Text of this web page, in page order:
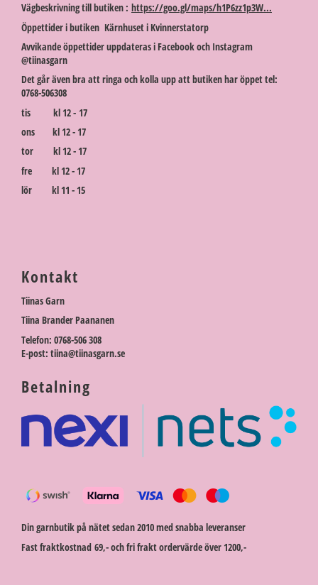
Vägbeskrivning till butiken : https://goo.gl/maps/h1P6zz1p3W...
Öppettider i butiken Kärnhuset i Kvinnerstatorp
Avvikande öppettider uppdateras i Facebook och Instagram
@tiinasgarn
Det går även bra att ringa och kolla upp att butiken har öppet tel:
0768-506308
tis kl 12 - 17
ons kl 12 - 17
tor kl 12 - 17
fre kl 12 - 17
lör kl 11 - 15
Kontakt
Tiinas Garn
Tiina Brander Paananen
Telefon: 0768-506 308
E-post: tiina@tiinasgarn.se
Betalning
Din garnbutik på nätet sedan 2010 med snabba leveranser
Fast fraktkostnad 69,- och fri frakt ordervärde över 1200,-